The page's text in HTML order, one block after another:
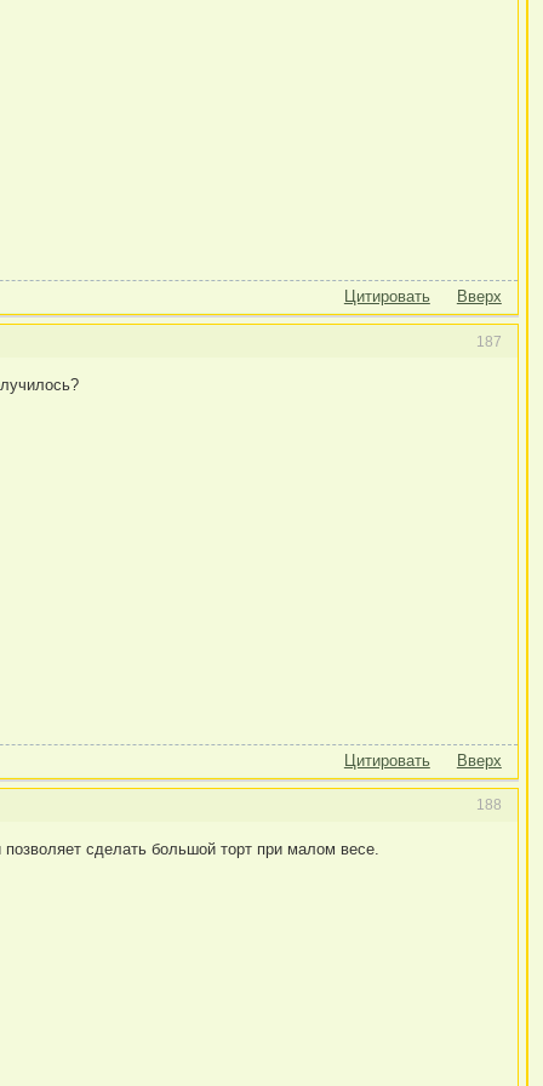
Цитировать Вверх
187
Цитировать Вверх
188
сделать большой торт при малом весе.